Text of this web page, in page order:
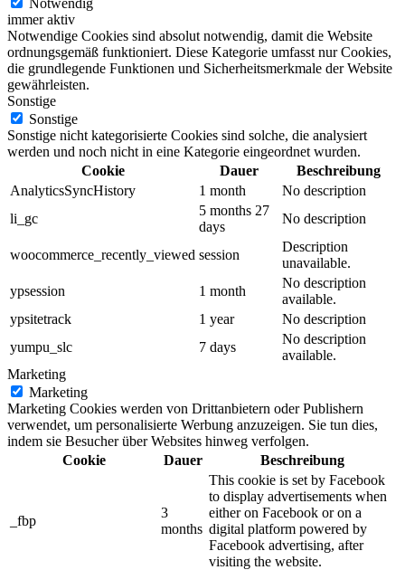
Notwendig
immer aktiv
Notwendige Cookies sind absolut notwendig, damit die Website
ordnungsgemäß funktioniert. Diese Kategorie umfasst nur Cookies,
die grundlegende Funktionen und Sicherheitsmerkmale der Website
gewährleisten.
Sonstige
Sonstige
Sonstige nicht kategorisierte Cookies sind solche, die analysiert
werden und noch nicht in eine Kategorie eingeordnet wurden.
Cookie
Dauer
Beschreibung
AnalyticsSyncHistory
1 month
No description
li_gc
5 months 27
days
No description
woocommerce_recently_viewed session
Description
unavailable.
ypsession
1 month
No description
available.
ypsitetrack
1 year
No description
yumpu_slc
7 days
No description
available.
Marketing
Marketing
Marketing Cookies werden von Drittanbietern oder Publishern
verwendet, um personalisierte Werbung anzuzeigen. Sie tun dies,
indem sie Besucher über Websites hinweg verfolgen.
Cookie
Dauer Beschreibung
_fbp
3
months
This cookie is set by Facebook
to display advertisements when
either on Facebook or on a
digital platform powered by
Facebook advertising, after
visiting the website.